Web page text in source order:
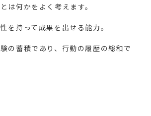
は何かをよく考えます。
を持って成果を出せる能力。
の蓄積であり、行動の履歴の総和で